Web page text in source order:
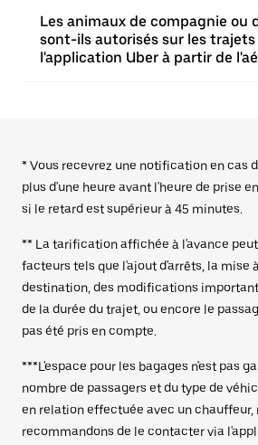
Les animaux de compagnie ou
sont-ils autorisés sur les trajets
l'application Uber à partir de
* Vous recevrez une notification en cas
plus d'une heure avant l'heure de prise
si le retard est supérieur à 45 minutes.
** La tarification affichée à l'avance
facteurs tels que l'ajout d'arrêts, la mise
destination, des modifications
de la durée du trajet, ou encore le
pas été pris en compte.
***L'espace pour les bagages n'est pas
nombre de passagers et du type de
en relation effectuée avec un chauffeur,
recommandons de le contacter via